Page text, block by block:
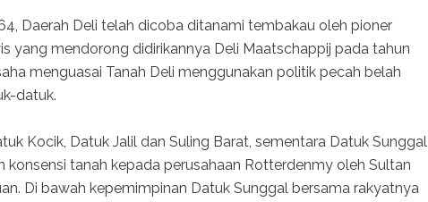
Daerah Deli telah dicoba ditanami tembakau oleh pioner
yang mendorong didirikannya Deli Maatschappij pada tahun
menguasai Tanah Deli menggunakan politik pecah belah
datuk.
Kocik, Datuk Jalil dan Suling Barat, sementara Datuk Sunggal
konsensi tanah kepada perusahaan Rotterdenmy oleh Sultan
Di bawah kepemimpinan Datuk Sunggal bersama rakyatnya